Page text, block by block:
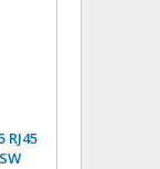
RJ45